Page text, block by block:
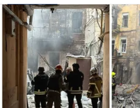
атаку на Одессу: горела
города, есть пострадавшие.
Для террора враг применил ракеты и
час назад 26,2 т.
Депутаты взяли деньги из
элитных квартир в Киеве: кто
парламентариев просил